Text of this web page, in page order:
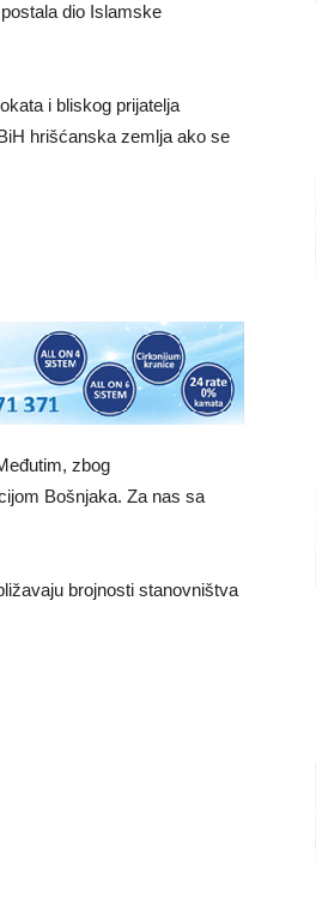
dio Islamske
i bliskog prijatelja
hrišćanska zemlja ako se
zbog
Bošnjaka. Za nas sa
brojnosti stanovništva